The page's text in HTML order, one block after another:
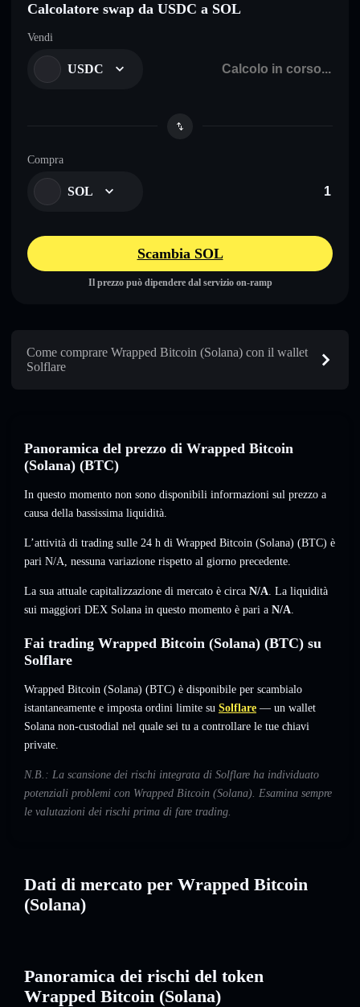
Calcolatore swap da USDC a SOL
Vendi
USDC
Compra
SOL
Scambia SOL
Il prezzo può dipendere dal servizio on-ramp
Come comprare Wrapped Bitcoin (Solana) con il wallet
Solflare
Panoramica del prezzo di Wrapped Bitcoin
(Solana) (BTC)
In questo momento non sono disponibili informazioni sul prezzo a
causa della bassissima liquidità.
L’attività di trading sulle 24 h di Wrapped Bitcoin (Solana) (BTC) è
pari N/A, nessuna variazione rispetto al giorno precedente.
La sua attuale capitalizzazione di mercato è circa N/A. La liquidità
sui maggiori DEX Solana in questo momento è pari a N/A.
Fai trading Wrapped Bitcoin (Solana) (BTC) su
Solflare
Wrapped Bitcoin (Solana) (BTC) è disponibile per scambialo
istantaneamente e imposta ordini limite su Solflare — un wallet
Solana non-custodial nel quale sei tu a controllare le tue chiavi
private.
N.B.: La scansione dei rischi integrata di Solflare ha individuato
potenziali problemi con Wrapped Bitcoin (Solana). Esamina sempre
le valutazioni dei rischi prima di fare trading.
Dati di mercato per Wrapped Bitcoin
(Solana)
Panoramica dei rischi del token
Wrapped Bitcoin (Solana)